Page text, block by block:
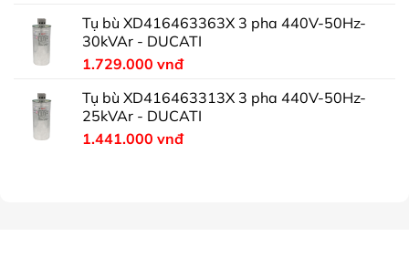
Tụ bù XD416463363X 3 pha 440V-50Hz-
30kVAr - DUCATI
1.729.000 vnđ
Tụ bù XD416463313X 3 pha 440V-50Hz-
25kVAr - DUCATI
1.441.000 vnđ